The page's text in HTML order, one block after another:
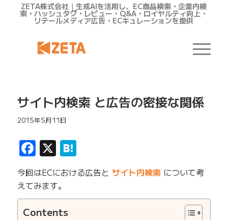
ZETA株式会社｜生成AIを活用し、EC商品検索・企業内検
索・ハッシュタグ・レビュー・Q&A・ロイヤルティ向上・
リテールメディア広告・ECキュレーションを提供
サイト内検索 と広告の密接な関係
2015年5月11日
Facebook
X Hatena
今回はECにおける広告と サイト内検索について考
えてみます。
Contents